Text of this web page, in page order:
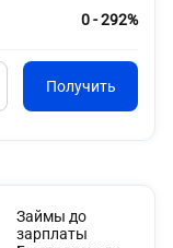
0 - 292%
Займы до
зарплаты